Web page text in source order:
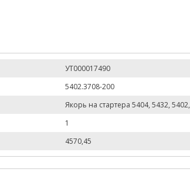
УТ000017490
5402.3708-200
Якорь на стартера 5404, 5432, 5402,
1
4570,45